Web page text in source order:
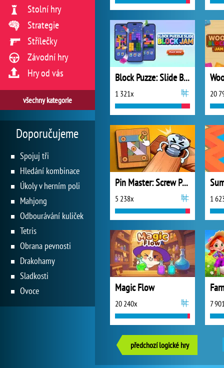
Block Puzze: Slide Block Jam
1 321x 20
Pin Master: Screw Puzzle Quest
5 238x 1
Magic Flow
20 240x 7
předchozí logické hry
Stolní hry
Strategie
Střílečky
Závodní hry
Hry od vás
všechny kategorie
Doporučujeme
Spojuj tři
Hledání kombinace
Úkoly v herním poli
Mahjong
Odbourávání kuliček
Tetris
Obrana pevnosti
Drakohamy
Sladkosti
Ovoce